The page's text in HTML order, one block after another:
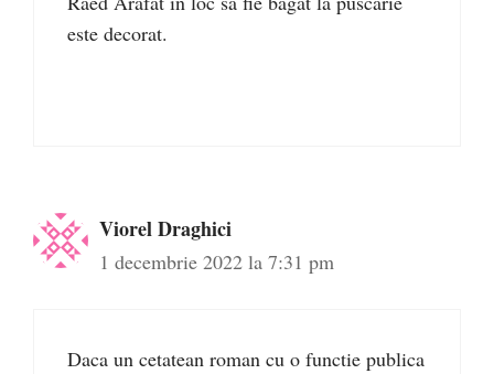
este decorat.
Viorel Draghici
1 decembrie 2022 la 7:31 pm
Daca un cetatean roman cu o functie publica